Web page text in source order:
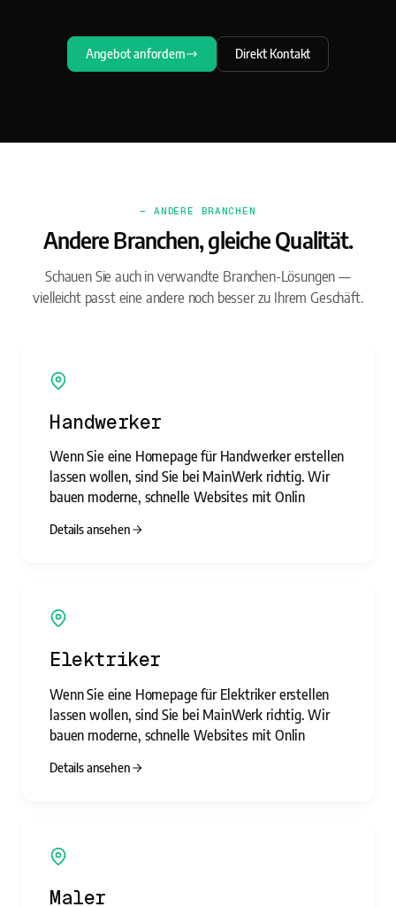
Angebot anfordern Direkt Kontakt
— ANDERE BRANCHEN
Andere Branchen, gleiche Qualität.
Schauen Sie auch in verwandte Branchen-Lösungen —
vielleicht passt eine andere noch besser zu Ihrem Geschäft.
Handwerker
Wenn Sie eine Homepage für Handwerker erstellen
lassen wollen, sind Sie bei MainWerk richtig. Wir
bauen moderne, schnelle Websites mit Onlin
Details ansehen
Elektriker
Wenn Sie eine Homepage für Elektriker erstellen
lassen wollen, sind Sie bei MainWerk richtig. Wir
bauen moderne, schnelle Websites mit Onlin
Details ansehen
Maler